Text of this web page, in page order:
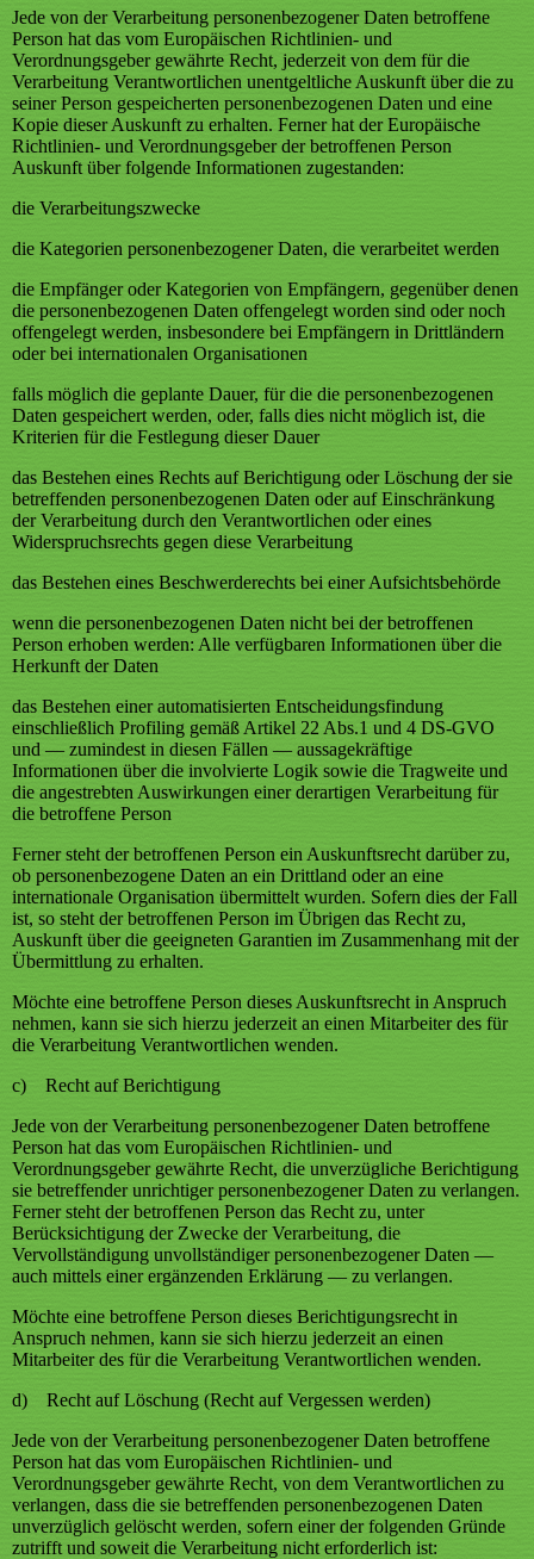
Jede von der Verarbeitung personenbezogener Daten betroffene
Person hat das vom Europäischen Richtlinien- und
Verordnungsgeber gewährte Recht, jederzeit von dem für die
Verarbeitung Verantwortlichen unentgeltliche Auskunft über die zu
seiner Person gespeicherten personenbezogenen Daten und eine
Kopie dieser Auskunft zu erhalten. Ferner hat der Europäische
Richtlinien- und Verordnungsgeber der betroffenen Person
Auskunft über folgende Informationen zugestanden:
die Verarbeitungszwecke
die Kategorien personenbezogener Daten, die verarbeitet werden
die Empfänger oder Kategorien von Empfängern, gegenüber denen
die personenbezogenen Daten offengelegt worden sind oder noch
offengelegt werden, insbesondere bei Empfängern in Drittländern
oder bei internationalen Organisationen
falls möglich die geplante Dauer, für die die personenbezogenen
Daten gespeichert werden, oder, falls dies nicht möglich ist, die
Kriterien für die Festlegung dieser Dauer
das Bestehen eines Rechts auf Berichtigung oder Löschung der sie
betreffenden personenbezogenen Daten oder auf Einschränkung
der Verarbeitung durch den Verantwortlichen oder eines
Widerspruchsrechts gegen diese Verarbeitung
das Bestehen eines Beschwerderechts bei einer Aufsichtsbehörde
wenn die personenbezogenen Daten nicht bei der betroffenen
Person erhoben werden: Alle verfügbaren Informationen über die
Herkunft der Daten
das Bestehen einer automatisierten Entscheidungsfindung
einschließlich Profiling gemäß Artikel 22 Abs.1 und 4 DS-GVO
und — zumindest in diesen Fällen — aussagekräftige
Informationen über die involvierte Logik sowie die Tragweite und
die angestrebten Auswirkungen einer derartigen Verarbeitung für
die betroffene Person
Ferner steht der betroffenen Person ein Auskunftsrecht darüber zu,
ob personenbezogene Daten an ein Drittland oder an eine
internationale Organisation übermittelt wurden. Sofern dies der Fall
ist, so steht der betroffenen Person im Übrigen das Recht zu,
Auskunft über die geeigneten Garantien im Zusammenhang mit der
Übermittlung zu erhalten.
Möchte eine betroffene Person dieses Auskunftsrecht in Anspruch
nehmen, kann sie sich hierzu jederzeit an einen Mitarbeiter des für
die Verarbeitung Verantwortlichen wenden.
c) Recht auf Berichtigung
Jede von der Verarbeitung personenbezogener Daten betroffene
Person hat das vom Europäischen Richtlinien- und
Verordnungsgeber gewährte Recht, die unverzügliche Berichtigung
sie betreffender unrichtiger personenbezogener Daten zu verlangen.
Ferner steht der betroffenen Person das Recht zu, unter
Berücksichtigung der Zwecke der Verarbeitung, die
Vervollständigung unvollständiger personenbezogener Daten —
auch mittels einer ergänzenden Erklärung — zu verlangen.
Möchte eine betroffene Person dieses Berichtigungsrecht in
Anspruch nehmen, kann sie sich hierzu jederzeit an einen
Mitarbeiter des für die Verarbeitung Verantwortlichen wenden.
d) Recht auf Löschung (Recht auf Vergessen werden)
Jede von der Verarbeitung personenbezogener Daten betroffene
Person hat das vom Europäischen Richtlinien- und
Verordnungsgeber gewährte Recht, von dem Verantwortlichen zu
verlangen, dass die sie betreffenden personenbezogenen Daten
unverzüglich gelöscht werden, sofern einer der folgenden Gründe
zutrifft und soweit die Verarbeitung nicht erforderlich ist: